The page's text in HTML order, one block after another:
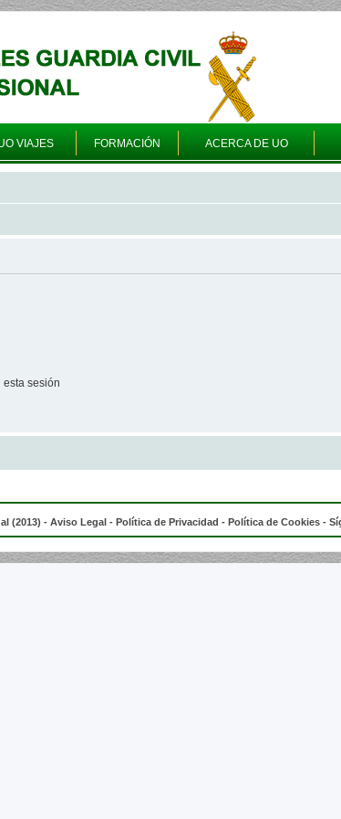
VIAJES FORMACIÓN ACERCA DE UO
esta sesión
(2013) - Aviso Legal - Política de Privacidad - Política de Cookies -